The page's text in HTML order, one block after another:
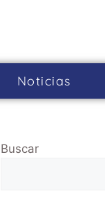
Noticias
Buscar